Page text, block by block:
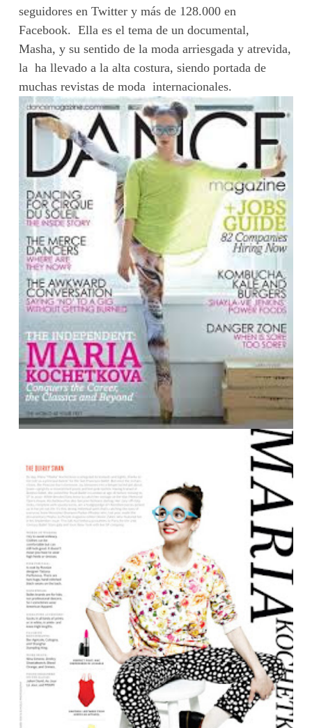
seguidores en Twitter y más de 128.000 en
Facebook. Ella es el tema de un documental,
Masha, y su sentido de la moda arriesgada y atrevida,
la ha llevado a la alta costura, siendo portada de
muchas revistas de moda internacionales.